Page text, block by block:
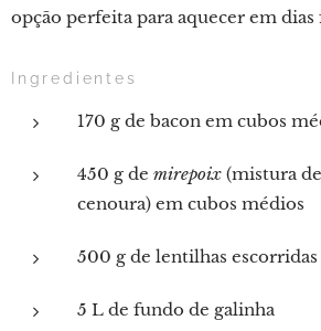
opção perfeita para aquecer em dias
Ingredientes
170 g de bacon em cubos
450 g de mirepoix (mistura
cenoura) em cubos médios
500 g de lentilhas escorridas
5 L de fundo de galinha